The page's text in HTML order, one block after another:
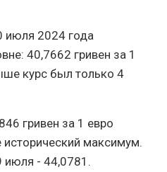
июля 2024 года
40,7662 гривен за 1
курс был только 4
гривен за 1 евро
максимум.
июля - 44,0781.